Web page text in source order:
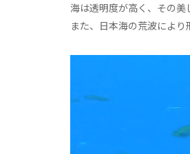
海は透明度が高く、その美
また、日本海の荒波により